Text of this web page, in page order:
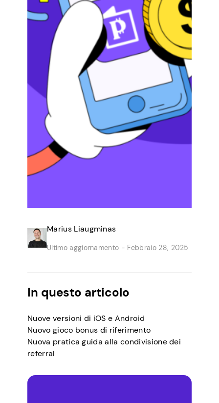
Marius Liaugminas
Ultimo aggiornamento - Febbraio 28, 2025
In questo articolo
Nuove versioni di iOS e Android
Nuovo gioco bonus di riferimento
Nuova pratica guida alla condivisione dei
referral